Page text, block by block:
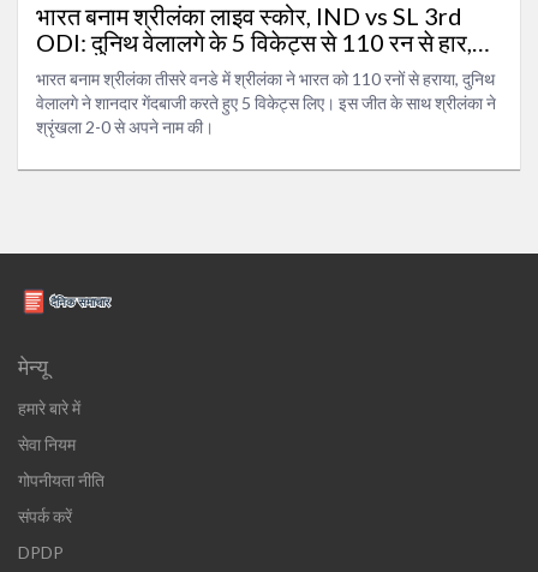
भारत बनाम श्रीलंका लाइव स्कोर, IND vs SL 3rd
ODI: दुनिथ वेलालगे के 5 विकेट्स से 110 रन से हार,
श्रीलंका ने श्रृंखला 2-0 से जीती
भारत बनाम श्रीलंका तीसरे वनडे में श्रीलंका ने भारत को 110 रनों से हराया, दुनिथ
वेलालगे ने शानदार गेंदबाजी करते हुए 5 विकेट्स लिए। इस जीत के साथ श्रीलंका ने
श्रृंखला 2-0 से अपने नाम की।
मेन्यू
हमारे बारे में
सेवा नियम
गोपनीयता नीति
संपर्क करें
DPDP